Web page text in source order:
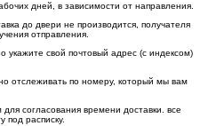
дней, в зависимости от направления.
до двери не производится, получателя
отправления.
укажите свой почтовый адрес (с индексом)
отслеживать по номеру, который мы вам
согласования времени доставки. все
под расписку.